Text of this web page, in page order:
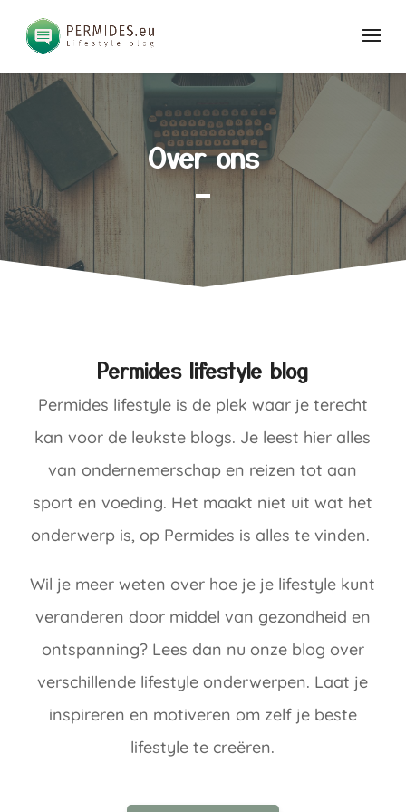
Over ons
Permides lifestyle blog
Permides lifestyle is de plek waar je terecht
kan voor de leukste blogs. Je leest hier alles
van ondernemerschap en reizen tot aan
sport en voeding. Het maakt niet uit wat het
onderwerp is, op Permides is alles te vinden.
Wil je meer weten over hoe je je lifestyle kunt
veranderen door middel van gezondheid en
ontspanning? Lees dan nu onze blog over
verschillende lifestyle onderwerpen. Laat je
inspireren en motiveren om zelf je beste
lifestyle te creëren.